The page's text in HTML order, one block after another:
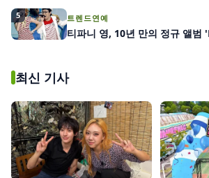
5 트렌드연예
티파니 영, 10년 만의 정규 앨범
최신 기사